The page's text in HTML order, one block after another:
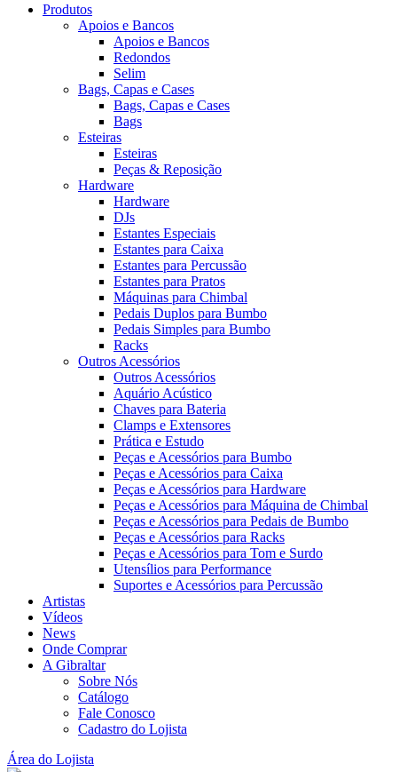
Produtos
Apoios e Bancos
Apoios e Bancos
Redondos
Selim
Bags, Capas e Cases
Bags, Capas e Cases
Bags
Esteiras
Esteiras
Peças & Reposição
Hardware
Hardware
DJs
Estantes Especiais
Estantes para Caixa
Estantes para Percussão
Estantes para Pratos
Máquinas para Chimbal
Pedais Duplos para Bumbo
Pedais Simples para Bumbo
Racks
Outros Acessórios
Outros Acessórios
Aquário Acústico
Chaves para Bateria
Clamps e Extensores
Prática e Estudo
Peças e Acessórios para Bumbo
Peças e Acessórios para Caixa
Peças e Acessórios para Hardware
Peças e Acessórios para Máquina de Chimbal
Peças e Acessórios para Pedais de Bumbo
Peças e Acessórios para Racks
Peças e Acessórios para Tom e Surdo
Utensílios para Performance
Suportes e Acessórios para Percussão
Artistas
Vídeos
News
Onde Comprar
A Gibraltar
Sobre Nós
Catálogo
Fale Conosco
Cadastro do Lojista
Área do Lojista